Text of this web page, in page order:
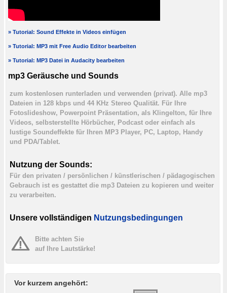
» Tutorial: Sound Effekte in Videos einfügen
» Tutorial: MP3 mit Free Audio Editor bearbeiten
» Tutorial: MP3 Datei in Audacity bearbeiten
mp3 Geräusche und Sounds
zum kostenlosen runterladen und verwenden (privat). Alle mp3
Dateien in 128 kbps und 44 KHz Stereo Qualität. Für Ihre
Fotoslideshow, Powerpoint Präsentation, als Klingelton, für Ihre
Videos, selbsterstellte Hörbücher, Podcast oder einfach als
lustige Soundeffekte für Ihren MP3 Player, PC, Laptop, Handy
und PDA/Tablet.
Nutzung der Sounds:
Für den privaten / persönlichen / künstlerischen / pädagogischen
Gebrauch ist es gestattet die mp3 Dateien zu kopieren und weiter
zu verarbeiten.
Unsere vollständigen Nutzungsbedingungen
Bitte achten Sie
auf Ihre Lautstärke!
Vor kurzem angehört: